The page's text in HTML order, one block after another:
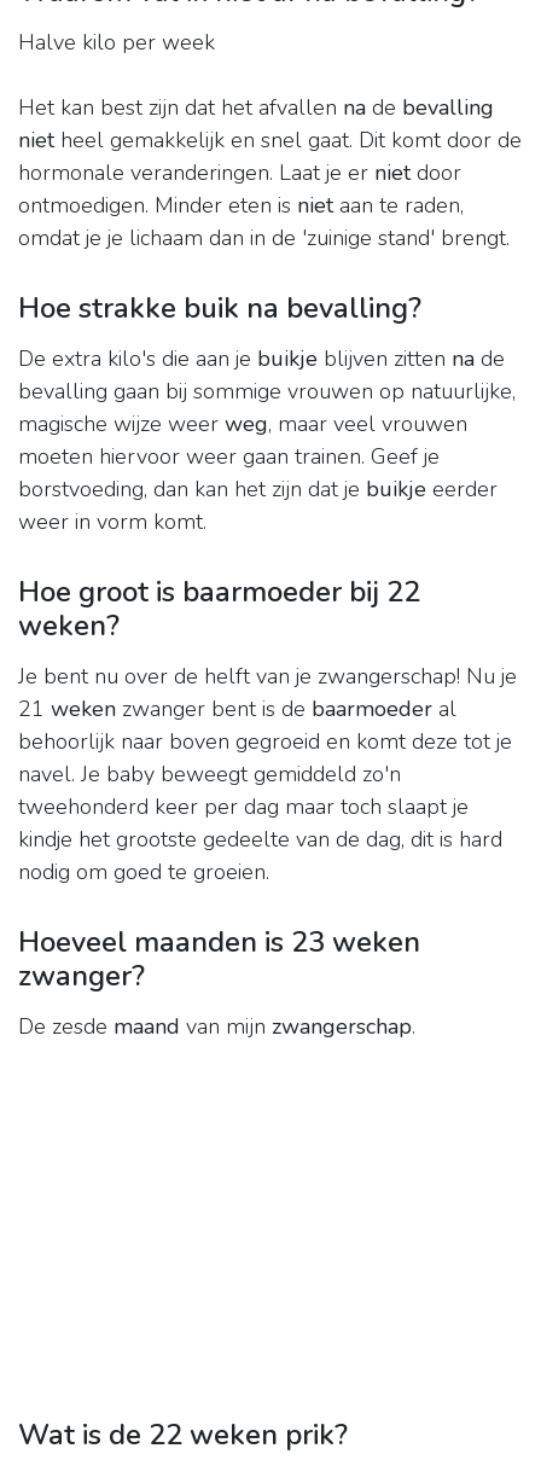
Halve kilo per week
Het kan best zijn dat het afvallen na de bevalling
nietheel gemakkelijk en snel gaat. Dit komt door de
hormonale veranderingen. Laat je er nietdoor
ontmoedigen. Minder eten is nietaan te raden,
omdat je je lichaam dan in de 'zuinige stand' brengt.
Hoe strakke buik na bevalling?
De extra kilo's die aan je buikje blijven zitten na de
bevalling gaan bij sommige vrouwen op natuurlijke,
magische wijze weer weg, maar veel vrouwen
moeten hiervoor weer gaan trainen. Geef je
borstvoeding, dan kan het zijn dat je buikje eerder
weer in vorm komt.
Hoe groot is baarmoeder bij 22
weken?
Je bent nu over de helft van je zwangerschap! Nu je
21 weken zwanger bent is de baarmoeder al
behoorlijk naar boven gegroeid en komt deze tot je
navel. Je baby beweegt gemiddeld zo'n
tweehonderd keer per dag maar toch slaapt je
kindje het grootste gedeelte van de dag, dit is hard
nodig om goed te groeien.
Hoeveel maanden is 23 weken
zwanger?
De zesde maand van mijn zwangerschap.
Wat is de 22 weken prik?